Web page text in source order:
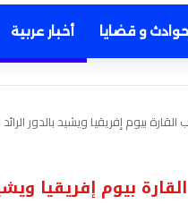
حوادث و قضايا أخبار عربية
بيوم إفريقيا ويشيد بالدور
بيوم إفريقيا ويشيد